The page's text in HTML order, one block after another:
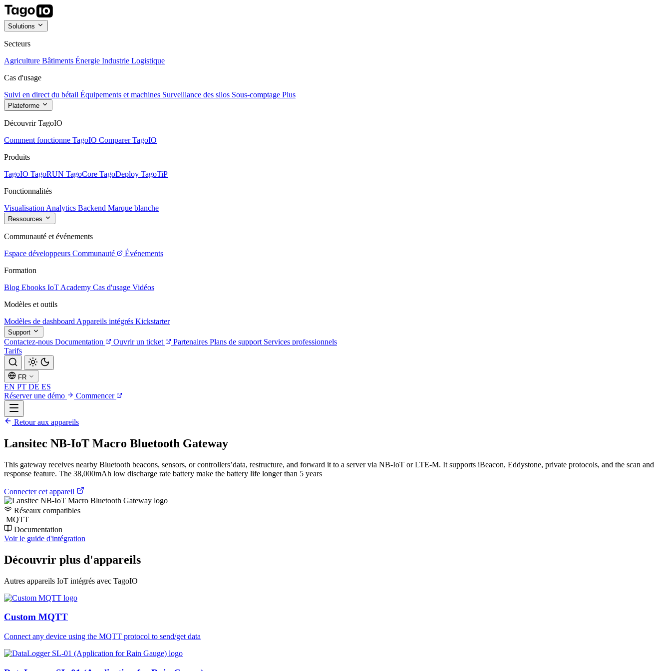
Solutions
Secteurs
Agriculture Bâtiments Énergie Industrie Logistique
Cas d'usage
Suivi en direct du bétail Équipements et machines Surveillance des silos Sous-comptage Plus
Plateforme
Découvrir TagoIO
Comment fonctionne TagoIO Comparer TagoIO
Produits
TagoIO TagoRUN TagoCore TagoDeploy TagoTiP
Fonctionnalités
Visualisation Analytics Backend Marque blanche
Ressources
Communauté et événements
Espace développeurs Communauté
Événements
Formation
Blog Ebooks IoT Academy Cas d'usage Vidéos
Modèles et outils
Modèles de dashboard Appareils intégrés Kickstarter
Support
Contactez-nous Documentation Ouvrir un ticket Partenaires Plans de support Services professionnels
Tarifs
FR
EN PT DE ES
Réserver une démo
Commencer
Retour aux appareils
Lansitec NB-IoT Macro Bluetooth Gateway
This gateway receives nearby Bluetooth beacons, sensors, or controllers’data, restructure, and forward it to a server via NB-IoT or LTE-M. It supports iBeacon, Eddystone, private protocols, and the scan and
response feature. The 38,000mAh low discharge rate battery make the battery life longer than 5 years
Connecter cet appareil
Réseaux compatibles
MQTT
Documentation
Voir le guide d'intégration
Découvrir plus d'appareils
Autres appareils IoT intégrés avec TagoIO
Custom MQTT
Connect any device using the MQTT protocol to send/get data